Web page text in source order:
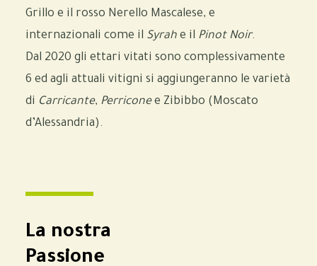
Grillo e il rosso Nerello Mascalese, e
internazionali come il Syrah e il Pinot Noir.
Dal 2020 gli ettari vitati sono complessivamente
6 ed agli attuali vitigni si aggiungeranno le varietà
di Carricante, Perriconee Zibibbo (Moscato
d’Alessandria).
La nostra
Passione